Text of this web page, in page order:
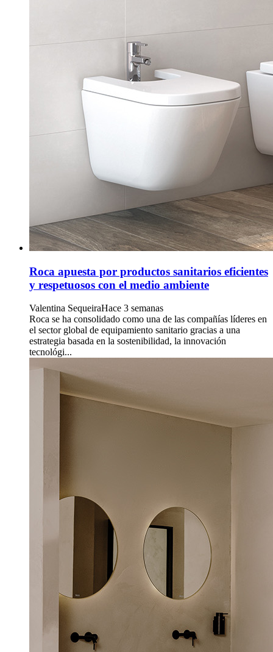
Roca apuesta por productos sanitarios eficientes
y respetuosos con el medio ambiente
Valentina SequeiraHace 3 semanas
Roca se ha consolidado como una de las compañías líderes en
el sector global de equipamiento sanitario gracias a una
estrategia basada en la sostenibilidad, la innovación
tecnológi...